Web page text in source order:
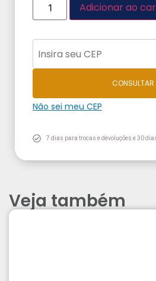
Adicionar ao
CONSULTAR
Não sei meu CEP
7 dias para trocas e devoluções e 30
Veja também